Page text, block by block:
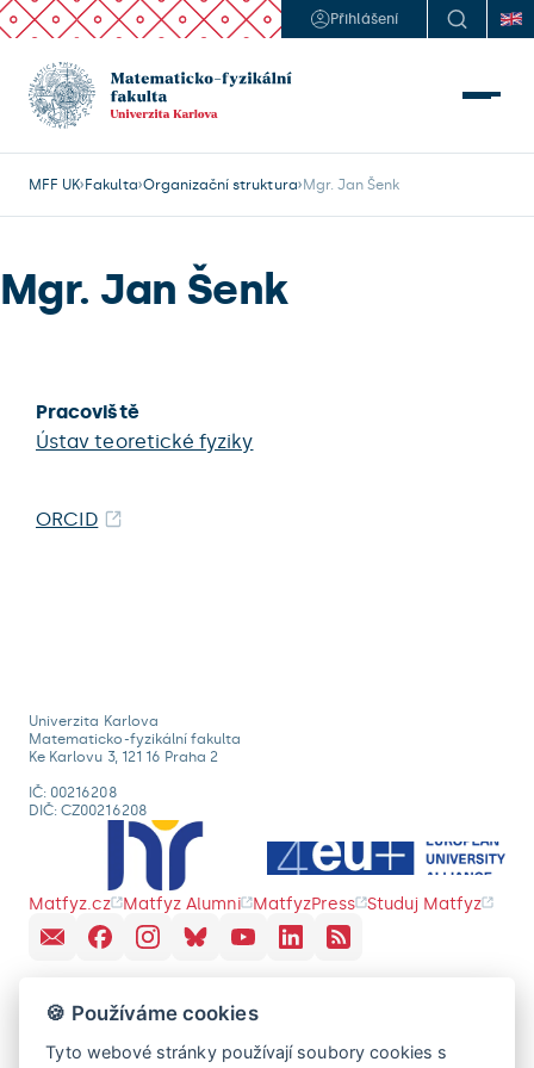
Přihlášení
MFF UK Fakulta Organizační struktura Mgr. Jan Šenk
Mgr. Jan Šenk
Pracoviště
Ústav teoretické fyziky
ORCID
Univerzita Karlova
Matematicko-fyzikální fakulta
Ke Karlovu 3, 121 16 Praha 2
IČ: 00216208
DIČ: CZ00216208
Matfyz.cz Matfyz Alumni MatfyzPress Studuj Matfyz
🍪 Používáme cookies
Tyto webové stránky používají soubory cookies s